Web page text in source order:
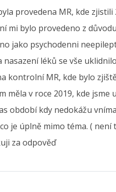
provedena MR, kde
mi bylo provedeno z
jako psychodenni
léků se vše
kontrolní MR, kde bylo
měla v roce 2019, kde
období kdy nedokážu
je úplně mimo téma. (
za odpověď